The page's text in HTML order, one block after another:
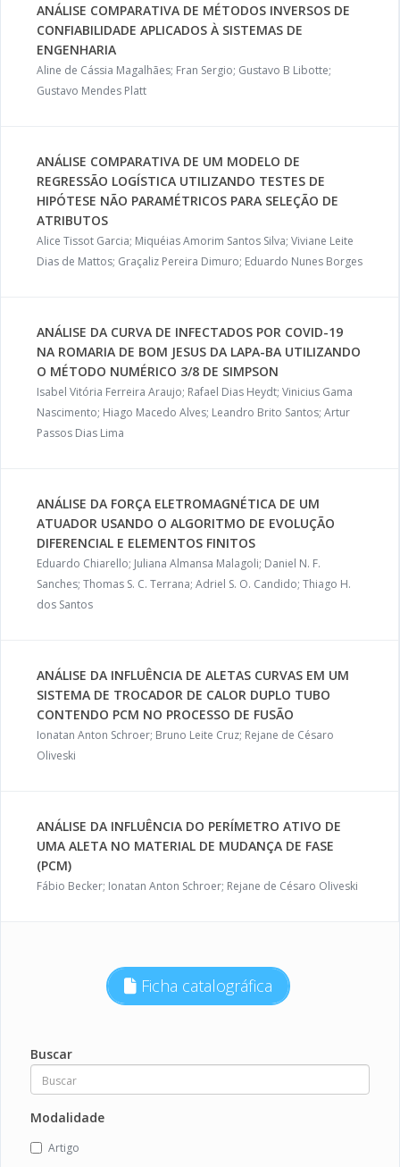
ANÁLISE COMPARATIVA DE MÉTODOS INVERSOS DE
CONFIABILIDADE APLICADOS À SISTEMAS DE
ENGENHARIA
Aline de Cássia Magalhães; Fran Sergio; Gustavo B Libotte;
Gustavo Mendes Platt
ANÁLISE COMPARATIVA DE UM MODELO DE
REGRESSÃO LOGÍSTICA UTILIZANDO TESTES DE
HIPÓTESE NÃO PARAMÉTRICOS PARA SELEÇÃO DE
ATRIBUTOS
Alice Tissot Garcia; Miquéias Amorim Santos Silva; Viviane Leite
Dias de Mattos; Graçaliz Pereira Dimuro; Eduardo Nunes Borges
ANÁLISE DA CURVA DE INFECTADOS POR COVID-19
NA ROMARIA DE BOM JESUS DA LAPA-BA UTILIZANDO
O MÉTODO NUMÉRICO 3/8 DE SIMPSON
Isabel Vitória Ferreira Araujo; Rafael Dias Heydt; Vinicius Gama
Nascimento; Hiago Macedo Alves; Leandro Brito Santos; Artur
Passos Dias Lima
ANÁLISE DA FORÇA ELETROMAGNÉTICA DE UM
ATUADOR USANDO O ALGORITMO DE EVOLUÇÃO
DIFERENCIAL E ELEMENTOS FINITOS
Eduardo Chiarello; Juliana Almansa Malagoli; Daniel N. F.
Sanches; Thomas S. C. Terrana; Adriel S. O. Candido; Thiago H.
dos Santos
ANÁLISE DA INFLUÊNCIA DE ALETAS CURVAS EM UM
SISTEMA DE TROCADOR DE CALOR DUPLO TUBO
CONTENDO PCM NO PROCESSO DE FUSÃO
Ionatan Anton Schroer; Bruno Leite Cruz; Rejane de Césaro
Oliveski
ANÁLISE DA INFLUÊNCIA DO PERÍMETRO ATIVO DE
UMA ALETA NO MATERIAL DE MUDANÇA DE FASE
(PCM)
Fábio Becker; Ionatan Anton Schroer; Rejane de Césaro Oliveski
Ficha catalográfica
Buscar
Modalidade
Artigo